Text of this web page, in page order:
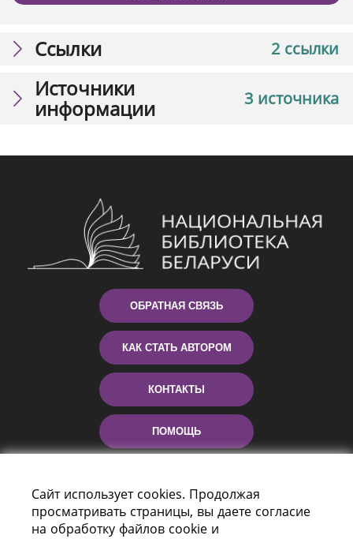
2 ссылки
Ссылки
3 источника
Источники
информации
ОБРАТНАЯ СВЯЗЬ
КАК СТАТЬ АВТОРОМ
КОНТАКТЫ
ПОМОЩЬ
Сайт использует cookies. Продолжая
просматривать страницы, вы даете согласие
на обработку файлов cookie и